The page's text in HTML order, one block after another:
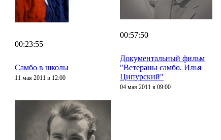
00:23:55
Самбо в школы
11 мая 2011 в 12:00
00:57:50
Документальный фильм
"Ветераны самбо. Илья
Ципурский"
04 мая 2011 в 09:00